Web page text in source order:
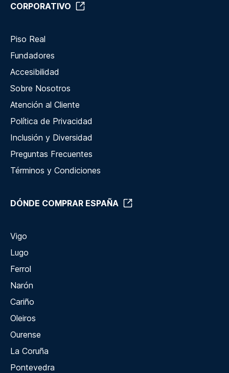
CORPORATIVO
Piso Real
Fundadores
Accesibilidad
Sobre Nosotros
Atención al Cliente
Política de Privacidad
Inclusión y Diversidad
Preguntas Frecuentes
Términos y Condiciones
DÓNDE COMPRAR ESPAÑA
Vigo
Lugo
Ferrol
Narón
Cariño
Oleiros
Ourense
La Coruña
Pontevedra